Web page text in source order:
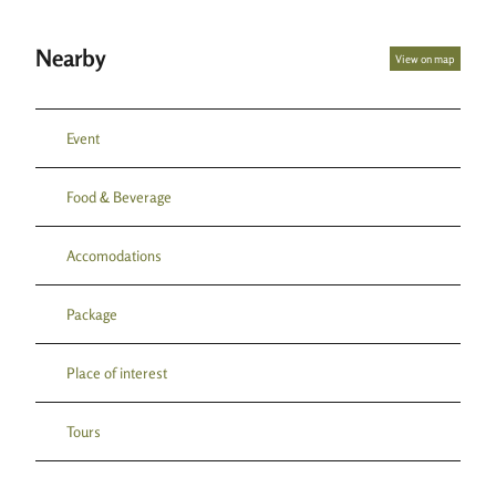
j
g
Nearby View on map
Event
Food & Beverage
Accomodations
Package
Place of interest
Tours